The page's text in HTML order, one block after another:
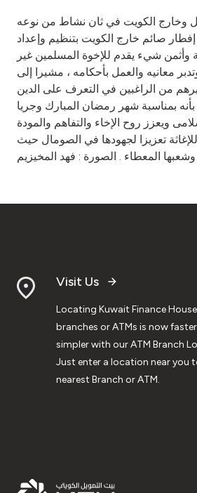
وخارج الكويت في ثان نشاط من نوعه
صائم خارج الكويت بتنظيم وإعداد
وأثمن شيء يقدم للإخوة المسلمين غير
معانيه والعمل بأحكامه ، مشيرا إلى
من الراغبين في التعرف على الدين
بمناسبة شهر رمضان المبارك وجريا
ويعزز روح الإخاء والتفاهم والمودة
تعزيزا لجهودها في الصومال حيث
المعطاء . الصورة : فهد المخيزيم
Visit Us
Locating Kuwait Finance House
branches or ATMs is now
simpler with our ATM Branch
Just enter a location near you
nearest Branch or ATM.